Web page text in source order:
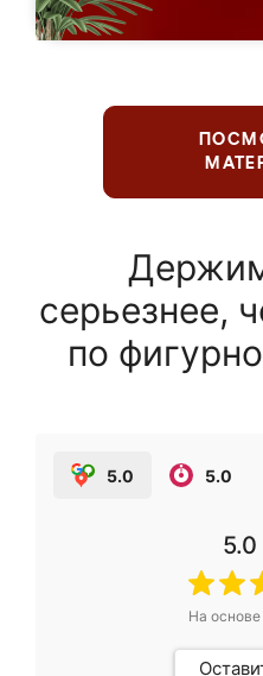
серьезнее,
по
5.0 5.0
5.0
На основе